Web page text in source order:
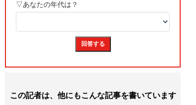
この記者は、他にもこんな記事を書いています